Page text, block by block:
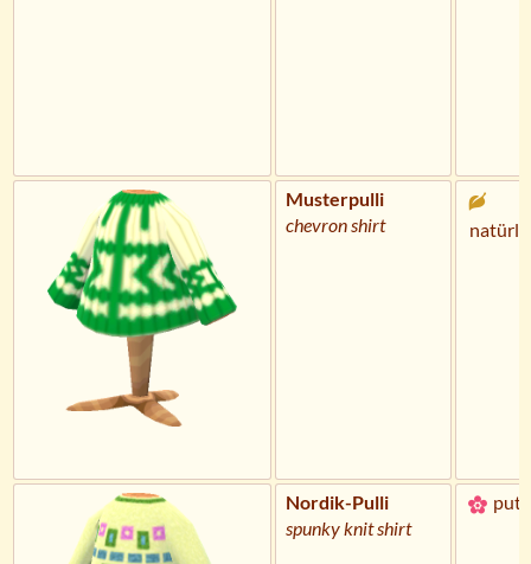
Musterpulli
chevron shirt
Nordik-Pulli
spunky knit shirt